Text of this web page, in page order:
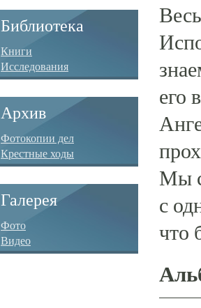
Библиотека
Книги
Исследования
Архив
Фотокопии дел
Крестные ходы
Галерея
Фото
Видео
его
Мы
с
что